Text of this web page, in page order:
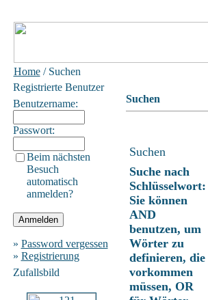
Home/ Suchen
Registrierte Benutzer
Benutzername:
Passwort:
Beim nächsten
Besuch
automatisch
anmelden?
» Password vergessen
» Registrierung
Zufallsbild
Suchen
Suchen
Suche nach
Schlüsselwort:
Sie können
AND
benutzen, um
Wörter zu
definieren, die
vorkommen
müssen, OR